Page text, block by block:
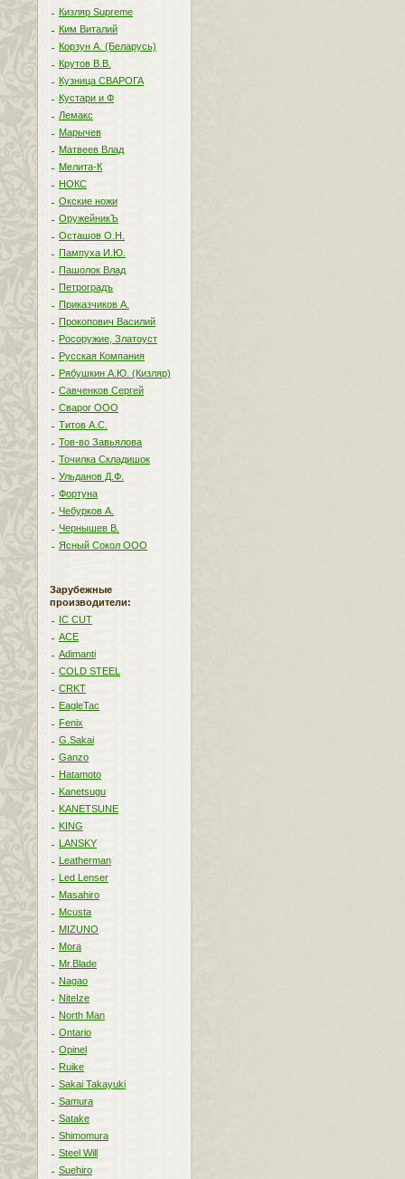
Кизляр Supreme
Ким Виталий
Корзун А. (Беларусь)
Крутов В.В.
Кузница СВАРОГА
Кустари и Ф
Лемакс
Марычев
Матвеев Влад
Мелита-К
НОКС
Окские ножи
ОружейникЪ
Осташов О.Н.
Пампуха И.Ю.
Пашолок Влад
Петроградъ
Приказчиков А.
Прокопович Василий
Росоружие, Златоуст
Русская Компания
Рябушкин А.Ю. (Кизляр)
Савченков Сергей
Сварог ООО
Титов А.С.
Тов-во Завьялова
Точилка Складишок
Ульданов Д.Ф.
Фортуна
Чебурков А.
Чернышев В.
Ясный Сокол ООО
Зарубежные
производители:
IC CUT
ACE
Adimanti
COLD STEEL
CRKT
EagleTac
Fenix
G.Sakai
Ganzo
Hatamoto
Kanetsugu
KANETSUNE
KING
LANSKY
Leatherman
Led Lenser
Masahiro
Mcusta
MIZUNO
Mora
Mr.Blade
Nagao
NiteIze
North Man
Ontario
Opinel
Ruike
Sakai Takayuki
Samura
Satake
Shimomura
Steel Will
Suehiro